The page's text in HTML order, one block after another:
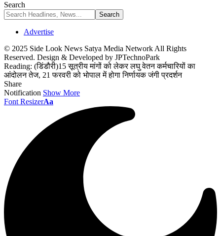
Search
Advertise
© 2025 Side Look News Satya Media Network All Rights
Reserved. Design & Developed by JPTechnoPark
Reading: (डिंडौरी)15 सूत्रीय मांगों को लेकर लघु वेतन कर्मचारियों का
आंदोलन तेज, 21 फरवरी को भोपाल में होगा निर्णायक जंगी प्रदर्शन
Share
Notification Show More
Font ResizerAa